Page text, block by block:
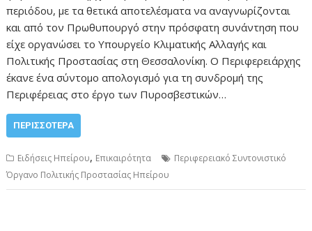
περιόδου, με τα θετικά αποτελέσματα να αναγνωρίζονται
και από τον Πρωθυπουργό στην πρόσφατη συνάντηση που
είχε οργανώσει το Υπουργείο Κλιματικής Αλλαγής και
Πολιτικής Προστασίας στη Θεσσαλονίκη. Ο Περιφερειάρχης
έκανε ένα σύντομο απολογισμό για τη συνδρομή της
Περιφέρειας στο έργο των Πυροσβεστικών…
ΠΕΡΙΣΣΌΤΕΡΑ
Ειδήσεις Ηπείρου, Επικαιρότητα
Περιφερειακό Συντονιστικό
Όργανο Πολιτικής Προστασίας Ηπείρου